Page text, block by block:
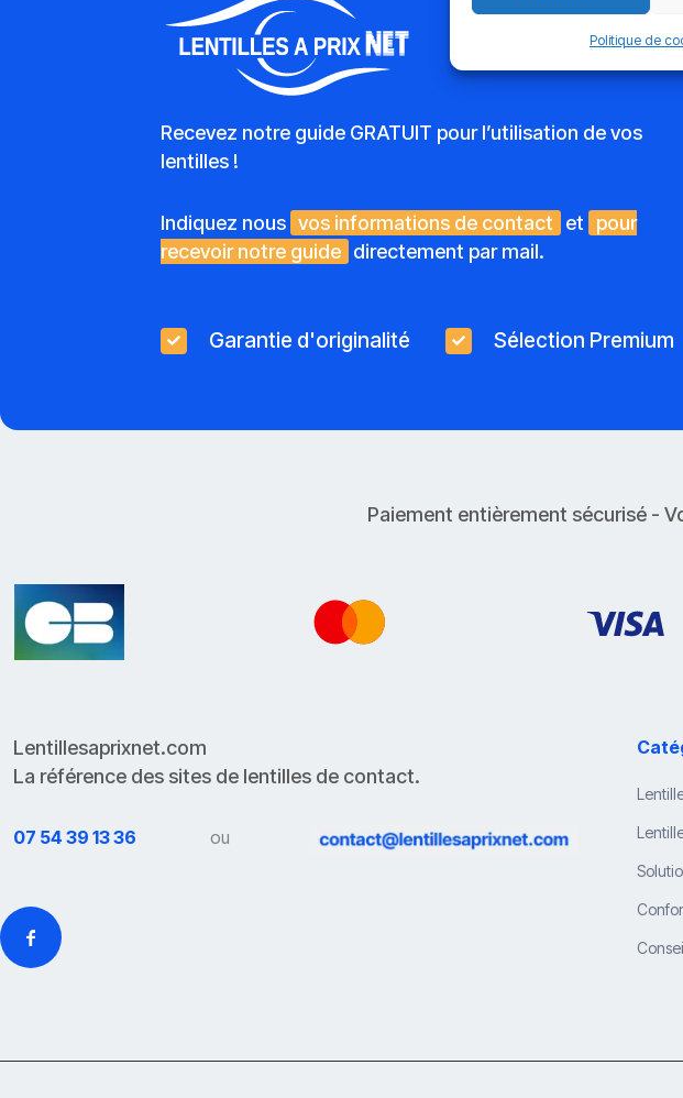
Politique de
Recevez notre guide GRATUIT pour l’utilisation de vos
lentilles !
Indiquez nous vos informations de contact et
pour
recevoir notre guide directement par mail.
Garantie d'originalité Sélection Premium
Paiement entièrement sécurisé -
Lentillesaprixnet.com
La référence des sites de lentilles de contact.
07 54 39 13 36 ou